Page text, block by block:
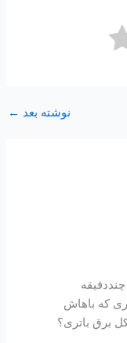
نوشته بعد ←
که باهاش
برق باتری؟